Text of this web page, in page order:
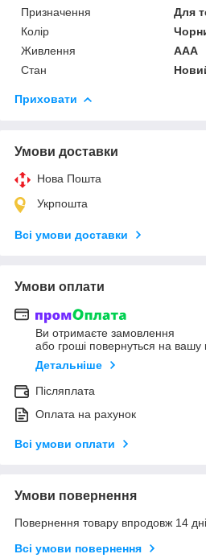
Призначення
Для
Колір
Живлення
AAA
Стан
Приховати
Умови доставки
Нова Пошта
Укрпошта
Всі умови доставки
Умови оплати
Ви отримаєте замовлення
або гроші повернуться на вашу
Детальніше
Післяплата
Оплата на рахунок
Всі умови оплати
Умови повернення
Повернення товару впродовж 14
Всі умови повернення